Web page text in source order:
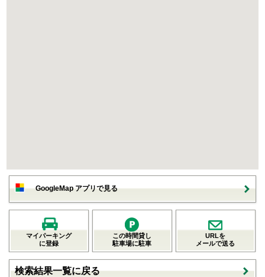
GoogleMap アプリで見る
マイパーキング
に登録
この時間貸し
駐車場に駐車
URLを
メールで送る
検索結果一覧に戻る